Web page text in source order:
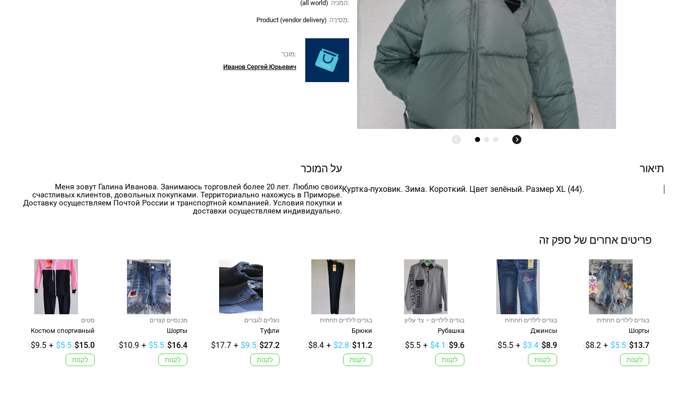
המניה: (all world)
מְסִירָה: Product (vendor delivery)
מוֹכֵר:
Иванов Сергей Юрьевич
תיאור
Куртка-пуховик. Зима. Короткий. Цвет зелёный. Размер XL (44).
על המוכר
Меня зовут Галина Иванова. Занимаюсь торговлей более 20 лет. Люблю своих
счастливых клиентов, довольных покупками. Территориально нахожусь в Приморье.
Доставку осуществляем Почтой России и транспортной компанией. Условия покупки и
доставки осуществляем индивидуально.
פריטים אחרים של ספק זה
סטים
Костюм спортивный
$15.0
($9.5 + $5.5)
לִקְנוֹת
מכנסיים קצרים
Шорты
$16.4
($10.9 + $5.5)
לִקְנוֹת
נעליים לגברים
Туфли
$27.2
($17.7 + $9.5)
לִקְנוֹת
בגדים לילדים תחתית
Брюки
$11.2
($8.4 + $2.8)
לִקְנוֹת
בגדים לילדים – צד עליון
Рубашка
$9.6
($5.5 + $4.1 )
לִקְנוֹת
בגדים לילדים תחתית
Джинсы
$8.9
($5.5 + $3.4)
לִקְנוֹת
בגדים לילדים תחתית
Шорты
$13.7
($8.2 + $5.5)
לִקְנוֹת